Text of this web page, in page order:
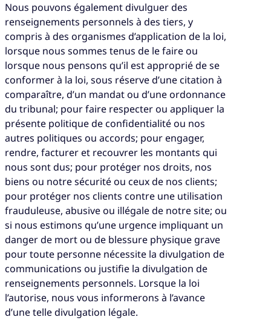
Nous pouvons également divulguer des
renseignements personnels à des tiers, y
compris à des organismes d’application de la loi,
lorsque nous sommes tenus de le faire ou
lorsque nous pensons qu’il est approprié de se
conformer à la loi, sous réserve d’une citation à
comparaître, d’un mandat ou d’une ordonnance
du tribunal; pour faire respecter ou appliquer la
présente politique de confidentialité ou nos
autres politiques ou accords; pour engager,
rendre, facturer et recouvrer les montants qui
nous sont dus; pour protéger nos droits, nos
biens ou notre sécurité ou ceux de nos clients;
pour protéger nos clients contre une utilisation
frauduleuse, abusive ou illégale de notre site; ou
si nous estimons qu’une urgence impliquant un
danger de mort ou de blessure physique grave
pour toute personne nécessite la divulgation de
communications ou justifie la divulgation de
renseignements personnels. Lorsque la loi
l’autorise, nous vous informerons à l’avance
d’une telle divulgation légale.